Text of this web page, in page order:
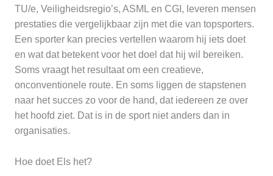
TU/e, Veiligheidsregio’s, ASML en CGI, leveren mensen
prestaties die vergelijkbaar zijn met die van topsporters.
Een sporter kan precies vertellen waarom hij iets doet
en wat dat betekent voor het doel dat hij wil bereiken.
Soms vraagt het resultaat om een creatieve,
onconventionele route. En soms liggen de stapstenen
naar het succes zo voor de hand, dat iedereen ze over
het hoofd ziet. Dat is in de sport niet anders dan in
organisaties.
Hoe doet Els het?